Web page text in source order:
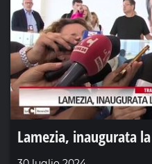
Lamezia, inaugurata